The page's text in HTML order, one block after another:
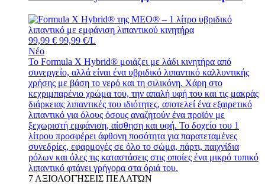
99,99 € 99,99 €/L
Νέο
Το Formula X Hybrid® μοιάζει με λάδι κινητήρα από
συνεργείο, αλλά είναι ένα υβριδικό λιπαντικό καλλυντικής
χρήσης με βάση το νερό και τη σιλικόνη. Χάρη στο
κεχριμπαρένιο χρώμα του, την απαλή υφή του και τις μακράς
διάρκειας λιπαντικές του ιδιότητες, αποτελεί ένα εξαιρετικό
λιπαντικό για όλους όσους αναζητούν ένα προϊόν με
ξεχωριστή εμφάνιση, αίσθηση και υφή. Το δοχείο του 1
λίτρου προσφέρει άφθονη ποσότητα για παρατεταμένες
συνεδρίες, εφαρμογές σε όλο το σώμα, πάρτι, παιχνίδια
ρόλων και όλες τις καταστάσεις στις οποίες ένα μικρό τυπικό
λιπαντικό φτάνει γρήγορα στα όριά του.
7 ΑΞΙΟΛΟΓΉΣΕΙΣ ΠΕΛΑΤΏΝ